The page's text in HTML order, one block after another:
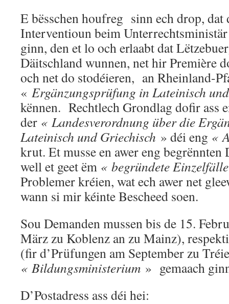
E bësschen houfreg sinn ech drop, dat
Interventioun beim
ginn, den et lo och erlaabt dat
Däitschland wunnen, net hir Première
och net do stodéieren, an Rheinland-
« Ergänzungsprüfung in Lateinisch
kënnen. Rechtlech Grondlag dofir ass
der « Landesverordnung über die
Lateinisch und Griechisch » déi eng «
krut. Et musse en awer eng begrënnten
well et geet ëm « begründete Einzelfälle
Problemer kréien, wat ech awer net
wann si mir kéinte Bescheed soen.
Sou Demanden mussen bis de 15.
März zu Koblenz an zu Mainz),
(fir d’Prüfungen am September zu
« Bildungsministerium » gemaach
D’Postadress ass déi hei: